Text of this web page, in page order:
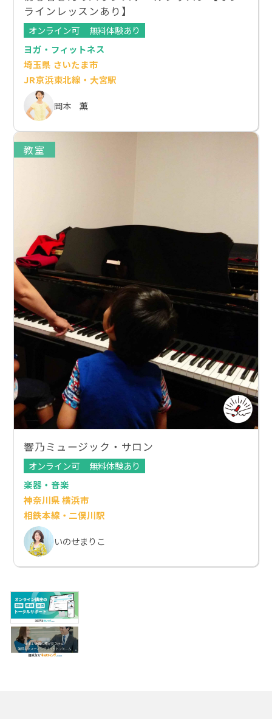
ラインレッスンあり】
オンライン可
無料体験あり
ヨガ・フィットネス
埼玉県 さいたま市
JR京浜東北線・大宮駅
岡本 薫
教室
響乃ミュージック・サロン
オンライン可
無料体験あり
楽器・音楽
神奈川県 横浜市
相鉄本線・二俣川駅
いのせまりこ